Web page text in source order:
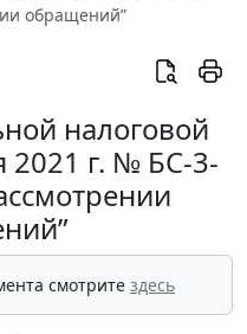
обращений”
налоговой
2021 г. № БС-3-
смотрите здесь